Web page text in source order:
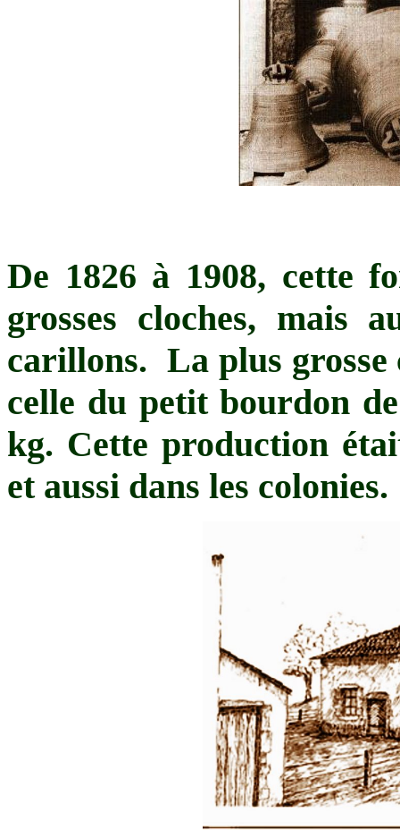
De 1826 à 1908, cette
grosses cloches, mais
carillons. La plus grosse
celle du petit bourdon
kg. Cette production
et aussi dans les colonies.